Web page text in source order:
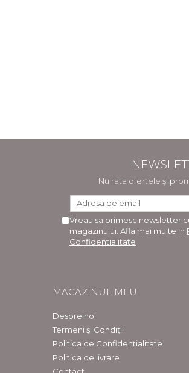
Nu rata ofertele și
Vreau sa primesc newsletter
magazinului. Afla mai multe in
Confidentialitate
MAGAZINUL MEU
Despre noi
Termeni și Condiții
Politica de Confidentialitate
Politica de livrare
Contact